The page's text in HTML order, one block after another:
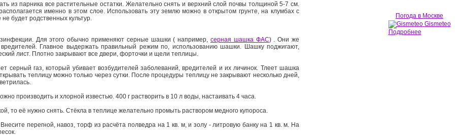
из парника все растительные остатки. Желательно снять и верхний слой почвы толщиной 5-7 см.
именно в этом слое. Использовать эту землю можно в открытом грунте, на клумбах с
не будет родственных культур.
Для этого обычно применяют серные шашки ( например, серная шашка ФАС) . Они же
Главное выдержать правильный режим по, использованию шашки. Шашку поджигают,
лист. Плотно закрывают все двери, форточки и щели теплицы.
серный газ, который убивает возбудителей заболеваний, вредителей и их личинок. Тлеет шашка
теплицу можно только через сутки. После процедуры теплицу не закрывают несколько дней,
производить и хлорной известью. 400 г растворить в 10 л воды, настаивать 4 часа.
то её нужно снять. Стёкла в теплице желательно промыть раствором медного купороса.
перегной, навоз, торф из расчёта полведра на 1 кв. м, и золу - литровую банку на 1 кв. м. На
Погода в Москве
Gismeteo
Подробнее